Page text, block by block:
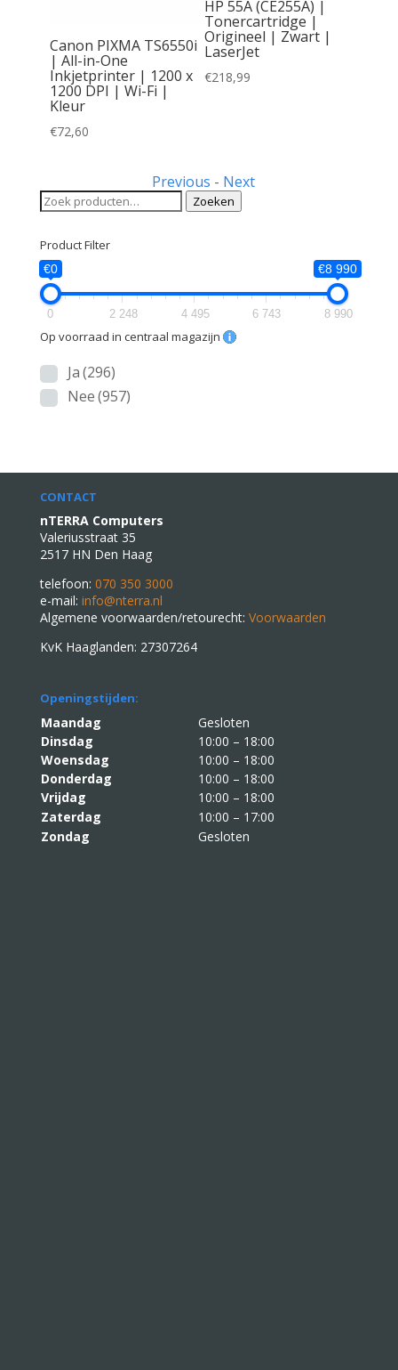
Canon PIXMA TS6550i
| All-in-One
Inkjetprinter | 1200 x
1200 DPI | Wi-Fi |
Kleur
€72,60
HP 55A (CE255A) |
Tonercartridge |
Origineel | Zwart |
LaserJet
€218,99
Previous - Next
Zoeken
naar:
Zoeken
Product Filter
€0 €8 990
0 2 248 4 495 6 743 8 990
Op voorraad in centraal magazijn
Ja(296)
Nee(957)
CONTACT
nTERRA Computers
Valeriusstraat 35
2517 HN Den Haag
telefoon: 070 350 3000
e-mail: info@nterra.nl
Algemene voorwaarden/retourecht: Voorwaarden
KvK Haaglanden: 27307264
Openingstijden:
Maandag
Gesloten
Dinsdag
10:00 – 18:00
Woensdag
10:00 – 18:00
Donderdag
10:00 – 18:00
Vrijdag
10:00 – 18:00
Zaterdag
10:00 – 17:00
Zondag
Gesloten